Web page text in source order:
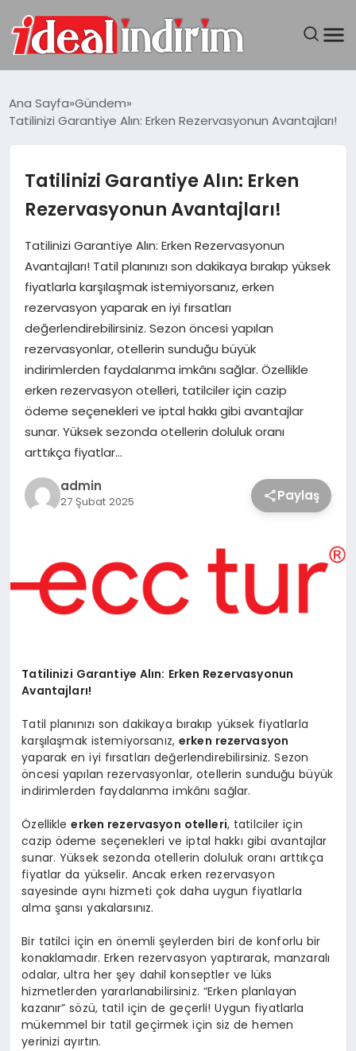
DÜNYA
SEYAHAT
TEKNOLOJI
YAŞAM
Ana Sayfa Gündem
Tatilinizi Garantiye Alın: Erken Rezervasyonun Avantajları!
Tatilinizi Garantiye Alın: Erken
Rezervasyonun Avantajları!
Tatilinizi Garantiye Alın: Erken Rezervasyonun
Avantajları! Tatil planınızı son dakikaya bırakıp yüksek
fiyatlarla karşılaşmak istemiyorsanız, erken
rezervasyon yaparak en iyi fırsatları
değerlendirebilirsiniz. Sezon öncesi yapılan
rezervasyonlar, otellerin sunduğu büyük
indirimlerden faydalanma imkânı sağlar. Özellikle
erken rezervasyon otelleri, tatilciler için cazip
ödeme seçenekleri ve iptal hakkı gibi avantajlar
sunar. Yüksek sezonda otellerin doluluk oranı
arttıkça fiyatlar…
admin
27 Şubat 2025 Paylaş
Tatilinizi Garantiye Alın: Erken Rezervasyonun
Avantajları!
Tatil planınızı son dakikaya bırakıp yüksek fiyatlarla
karşılaşmak istemiyorsanız, erken rezervasyon
yaparak en iyi fırsatları değerlendirebilirsiniz. Sezon
öncesi yapılan rezervasyonlar, otellerin sunduğu büyük
indirimlerden faydalanma imkânı sağlar.
Özellikleerken rezervasyon otelleri, tatilciler için
cazip ödeme seçenekleri ve iptal hakkı gibi avantajlar
sunar. Yüksek sezonda otellerin doluluk oranı arttıkça
fiyatlar da yükselir. Ancak erken rezervasyon
sayesinde aynı hizmeti çok daha uygun fiyatlarla
alma şansı yakalarsınız.
Bir tatilci için en önemli şeylerden biri de konforlu bir
konaklamadır. Erken rezervasyon yaptırarak, manzaralı
odalar, ultra her şey dahil konseptler ve lüks
hizmetlerden yararlanabilirsiniz. “Erken planlayan
kazanır” sözü, tatil için de geçerli! Uygun fiyatlarla
mükemmel bir tatil geçirmek için siz de hemen
yerinizi ayırtın.